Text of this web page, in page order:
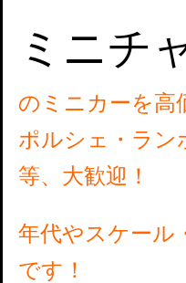
ミニチ
のミニカーを高
ポルシェ・ラン
等、大歓迎！
年代やスケール
です！